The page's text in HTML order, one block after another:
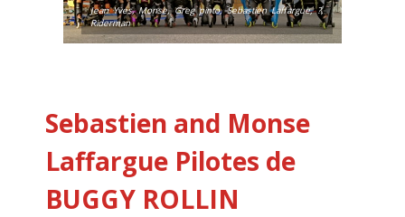
Jean Yves, Monse, Greg pinto, Sebastien Laffargue, ?,
Riderman
Sebastien and Monse
Laffargue Pilotes de
BUGGY ROLLIN